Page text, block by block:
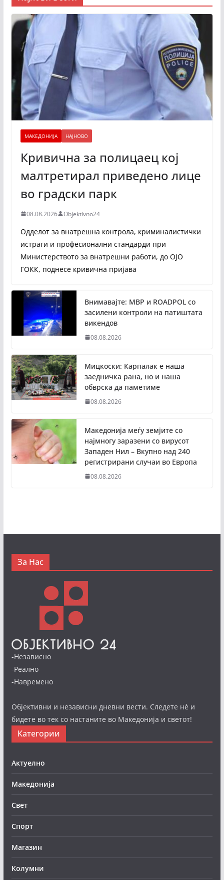
МАКЕДОНИЈА НАЈНОВО
Кривична за полицаец кој
малтретирал приведено лице
во градски парк
08.08.2026 Objektivno24
Одделот за внатрешна контрола, криминалистички
истраги и професионални стандарди при
Министерството за внатрешни работи, до ОЈО
ГОКК, поднесе кривична пријава
Внимавајте: МВР и ROADPOL со
засилени контроли на патиштата
викендов
08.08.2026
Мицкоски: Карпалак е наша
заедничка рана, но и наша
обврска да паметиме
08.08.2026
Македонија меѓу земјите со
најмногу заразени со вирусот
Западен Нил – Вкупно над 240
регистрирани случаи во Европа
08.08.2026
За Нас
-Независно
-Реално
-Навремено
Објективни и независни дневни вести. Следете нè и
бидете во тек со настаните во Македонија и светот!
Категории
Актуелно
Македонија
Свет
Спорт
Магазин
Колумни